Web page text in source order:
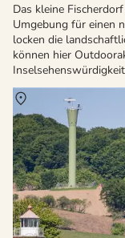
Das kleine
Umgebung für einen
locken die
können hier
Ostsee